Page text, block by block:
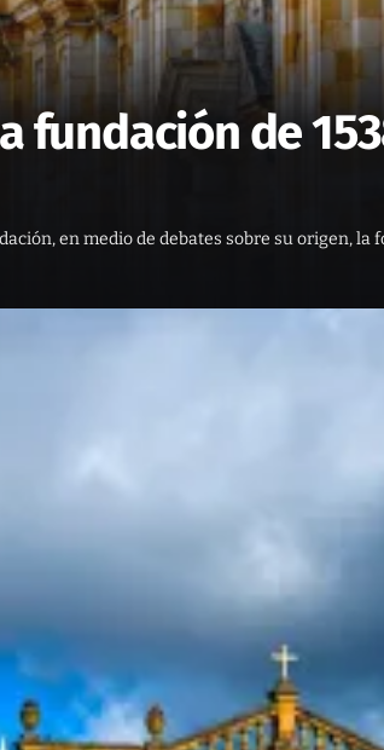
fundación de
en medio de debates sobre su origen,